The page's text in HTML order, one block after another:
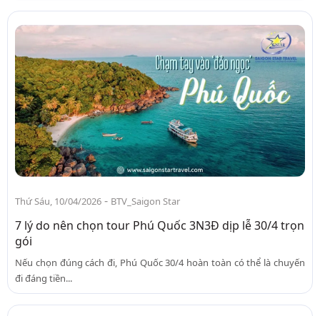
Thứ Sáu, 10/04/2026 - BTV_Saigon Star
7 lý do nên chọn tour Phú Quốc 3N3Đ dịp lễ 30/4 trọn
gói
Nếu chọn đúng cách đi, Phú Quốc 30/4 hoàn toàn có thể là chuyến
đi đáng tiền...